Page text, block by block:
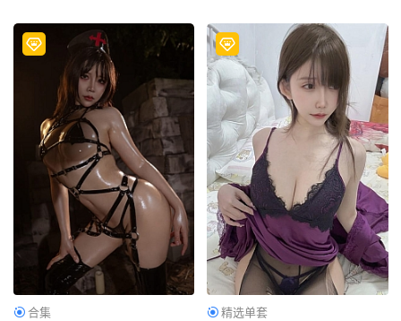
合集 精选单套